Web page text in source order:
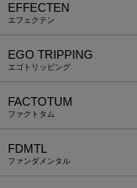
EFFECTEN
エフェクテン
EGO TRIPPING
エゴトリッピング
FACTOTUM
ファクトタム
FDMTL
ファンダメンタル